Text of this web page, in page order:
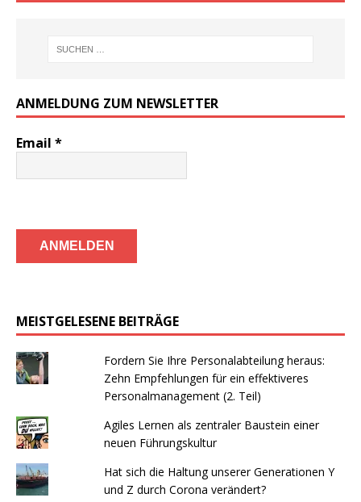
ANMELDUNG ZUM NEWSLETTER
Email *
MEISTGELESENE BEITRÄGE
Fordern Sie Ihre Personalabteilung heraus:
Zehn Empfehlungen für ein effektiveres
Personalmanagement (2. Teil)
Agiles Lernen als zentraler Baustein einer
neuen Führungskultur
Hat sich die Haltung unserer Generationen Y
und Z durch Corona verändert?